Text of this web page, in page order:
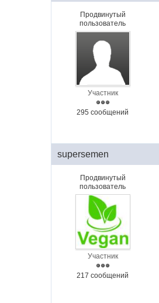
Продвинутый
пользователь
Участник
295 сообщений
supersemen
Продвинутый
пользователь
Участник
217 сообщений